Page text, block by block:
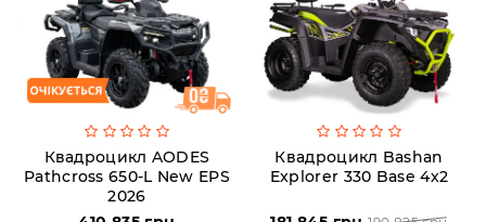
Аксесуари
Акції
Квадроцикл AODES
Pathcross 650-L New EPS
2026
Квадроцикл Bashan
Explorer 330 Base 4х2